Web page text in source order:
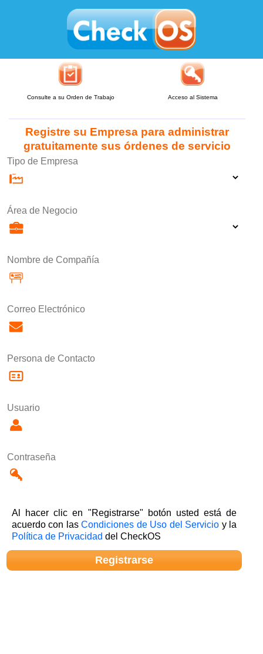
Consulte a su Orden de Trabajo Acceso al Sistema
Registre su Empresa para administrar
gratuitamente sus órdenes de servicio
Tipo de Empresa
Área de Negocio
Nombre de Compañía
Correo Electrónico
Persona de Contacto
Usuario
Contraseña
Al hacer clic en "Registrarse" botón usted está de
acuerdo con lasCondiciones de Uso del Servicio y la
Política de Privacidad del CheckOS